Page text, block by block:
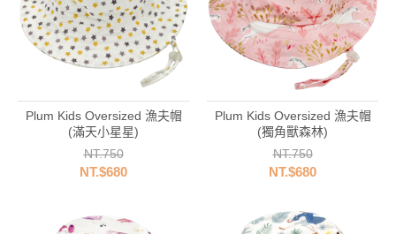
Plum Kids Oversized 漁夫帽
(滿天小星星)
NT.750
NT.$680
Plum Kids Oversized 漁夫帽
(獨角獸森林)
NT.750
NT.$680